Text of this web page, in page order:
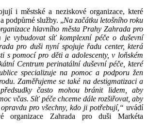
i městské a neziskové organizace, které
podpůrné služby. „Na začátku letošního roku
hlavního města Prahy Zahrada pro
je vybudovat síť komplexní péče o duševní
pro duši nyní spojuje řadu center, která
s pomocí pro děti a adolescenty, v loňském
Centrum perinatální duševní péče, které
specializuje na pomoc a podporu žen
Zaměřujeme se také na destigmatizaci a
často mohou bránit lidem, aby
včas. Síť péče chceme dále rozšiřovat, aby
pro všechny, kdo ji potřebují,“ uvádí
organizace Zahrada pro duši Markéta